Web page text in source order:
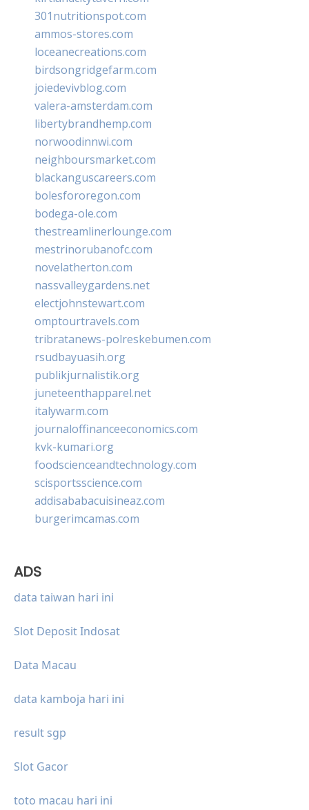
301nutritionspot.com
ammos-stores.com
loceanecreations.com
birdsongridgefarm.com
joiedevivblog.com
valera-amsterdam.com
libertybrandhemp.com
norwoodinnwi.com
neighboursmarket.com
blackanguscareers.com
bolesfororegon.com
bodega-ole.com
thestreamlinerlounge.com
mestrinorubanofc.com
novelatherton.com
nassvalleygardens.net
electjohnstewart.com
omptourtravels.com
tribratanews-polreskebumen.com
rsudbayuasih.org
publikjurnalistik.org
juneteenthapparel.net
italywarm.com
journaloffinanceeconomics.com
kvk-kumari.org
foodscienceandtechnology.com
scisportsscience.com
addisababacuisineaz.com
burgerimcamas.com
ADS
data taiwan hari ini
Slot Deposit Indosat
Data Macau
data kamboja hari ini
result sgp
Slot Gacor
toto macau hari ini